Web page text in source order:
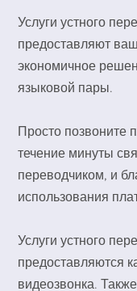
Услуги устного
предоставляют
экономичное
языковой пары.
Просто позвоните
течение минуты
переводчиком, и
использования
Услуги устного
предоставляются
видеозвонка.